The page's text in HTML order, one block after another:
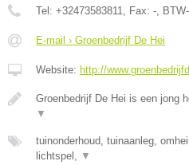
Tel: +32473583811, Fax: -,
E-mail › Groenbedrijf De Hei
Website: http://
Groenbedrijf De Hei is een jong
▼
tuinonderhoud, tuinaanleg,
lichtspel, ▼